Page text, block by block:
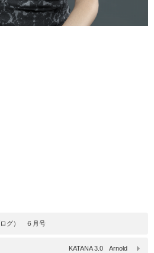
ログ） ６月号
KATANA 3.0 Arnold